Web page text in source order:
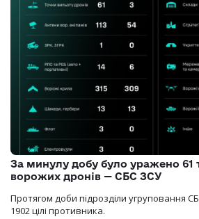
За минулу добу було уражено 61
ворожих дронів — СБС ЗСУ
Протягом доби підрозділи угруповання
1902 цілі противника.